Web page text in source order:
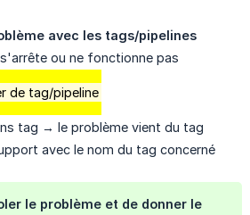
avec les tags/pipelines
ou ne fonctionne pas
de tag/pipeline
tag → le problème vient du tag
avec le nom du tag concerné
le problème et de donner le